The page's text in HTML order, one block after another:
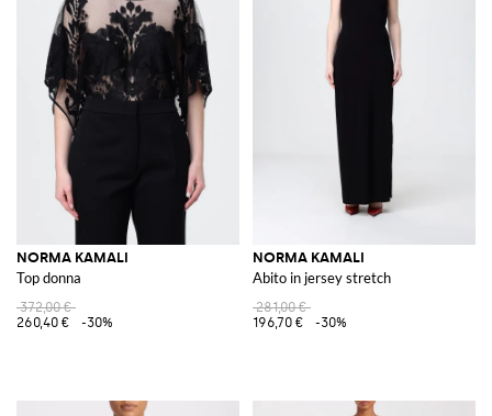
NORMA KAMALI
Top donna
372,00 €
260,40 €
-30%
NORMA KAMALI
Abito in jersey stretch
281,00 €
196,70 €
-30%